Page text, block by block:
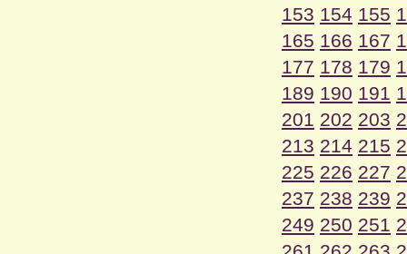
153 154 155
165 166 167
177 178 179
189 190 191
201 202 203
213 214 215
225 226 227
237 238 239
249 250 251